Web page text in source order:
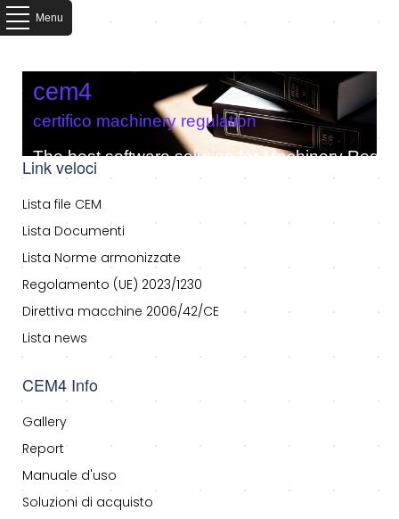
Menu
cem4
certifico machinery regulation
The best software solution for Machinery
Link veloci
Lista file CEM
Lista Documenti
Lista Norme armonizzate
Regolamento (UE) 2023/1230
Direttiva macchine 2006/42/CE
Lista news
CEM4 Info
Gallery
Report
Manuale d'uso
Soluzioni di acquisto